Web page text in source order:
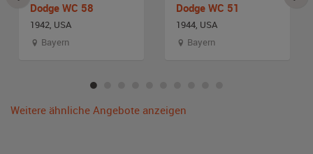
Dodge WC 58
1942, USA
Bayern
Dodge WC 51
1944, USA
Bayern
Weitere ähnliche Angebote anzeigen